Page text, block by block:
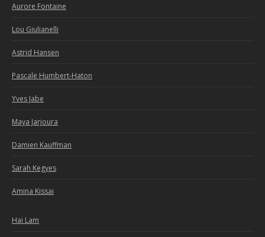
Aurore Fontaine
Lou Giulianelli
Astrid Hansen
Pascale Humbert-Haton
Yves Jabe
Maya Jarjoura
Damien Kauffman
Sarah Kegyes
Amina Kissai
Hai Lam